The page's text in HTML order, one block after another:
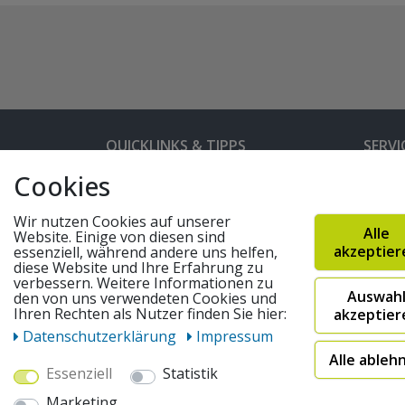
QUICKLINKS & TIPPS
Partnerprogramm
Marken
FAQ
© 2026 pentagonsports.de
Cookies
Wir nutzen Cookies auf unserer
Website. Einige von diesen sind
essenziell, während andere uns helfen,
diese Website und Ihre Erfahrung zu
verbessern. Weitere Informationen zu
den von uns verwendeten Cookies und
Ihren Rechten als Nutzer finden Sie hier:
Daten­schutz­erklärung
Impressum
Essenziell
Statistik
Alle
Auswahl
Alle